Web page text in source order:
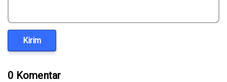
Kirim
0 Komentar